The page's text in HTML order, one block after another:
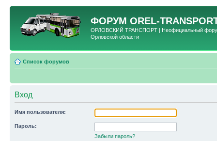
ФОРУМ OREL-
ОРЛОВСКИЙ ТРАНСПОРТ | Неофициальный форум
Орловской области
Список форумов
Вход
Имя пользователя:
Пароль:
Забыли пароль?